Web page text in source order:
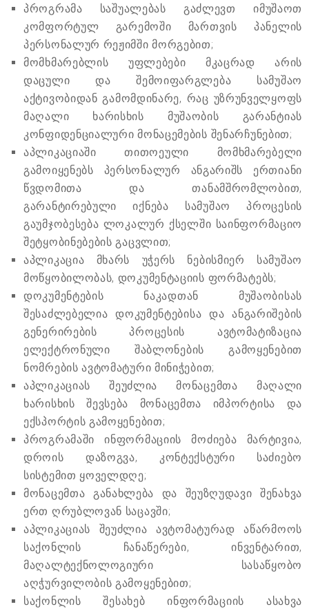
პროგრამა საშუალებას გაძლევთ იმუშაოთ
კომფორტულ გარემოში მართვის პანელის
პერსონალურ რეჟიმში მორგებით;
მომხმარებლის უფლებები მკაცრად არის
დაცული და შემოიფარგლება სამუშაო
აქტივობიდან გამომდინარე, რაც უზრუნველყოფს
მაღალი ხარისხის მუშაობის გარანტიას
კონფიდენციალური მონაცემების შენარჩუნებით;
აპლიკაციაში თითოეული მომხმარებელი
გამოიყენებს პერსონალურ ანგარიშს ერთიანი
წვდომითა და თანამშრომლობით,
გარანტირებული იქნება სამუშაო პროცესის
გაუმჯობესება ლოკალურ ქსელში საინფორმაციო
შეტყობინებების გაცვლით;
აპლიკაცია მხარს უჭერს ნებისმიერ სამუშაო
მოწყობილობას, დოკუმენტაციის ფორმატებს;
დოკუმენტების ნაკადთან მუშაობისას
შესაძლებელია დოკუმენტებისა და ანგარიშების
გენერირების პროცესის ავტომატიზაცია
ელექტრონული შაბლონების გამოყენებით
ნომრების ავტომატური მინიჭებით;
აპლიკაციას შეუძლია მონაცემთა მაღალი
ხარისხის შევსება მონაცემთა იმპორტისა და
ექსპორტის გამოყენებით;
პროგრამაში ინფორმაციის მოძიება მარტივია,
დროის დაზოგვა, კონტექსტური საძიებო
სისტემით ყოველდღე;
მონაცემთა განახლება და შეუზღუდავი შენახვა
ერთ ღრუბლოვან საცავში;
აპლიკაციას შეუძლია ავტომატურად აწარმოოს
საქონლის ჩანაწერები, ინვენტარით,
მაღალტექნოლოგიური სასაწყობო
აღჭურვილობის გამოყენებით;
საქონლის შესახებ ინფორმაციის ასახვა